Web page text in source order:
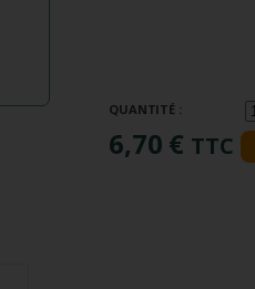
QUANTITÉ :
6,70 € TTC